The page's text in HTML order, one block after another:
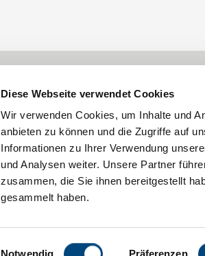
Diese Webseite verwendet Cookies
Wir verwenden Cookies, um Inhalte und
anbieten zu können und die Zugriffe auf
Informationen zu Ihrer Verwendung
und Analysen weiter. Unsere Partner
zusammen, die Sie ihnen bereitgestellt
gesammelt haben.
Einwilligungsauswahl
Notwendig Präferenzen
06682-9611-15
buergerbuero@tann-rhoen.de